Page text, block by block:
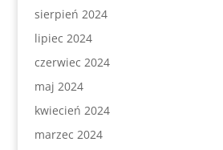
sierpień 2024
lipiec 2024
czerwiec 2024
maj 2024
kwiecień 2024
marzec 2024